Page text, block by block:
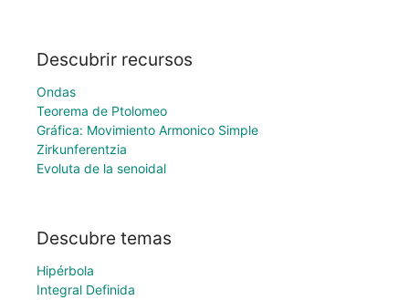
Descubrir recursos
Ondas
Teorema de Ptolomeo
Gráfica: Movimiento Armonico Simple
Zirkunferentzia
Evoluta de la senoidal
Descubre temas
Hipérbola
Integral Definida